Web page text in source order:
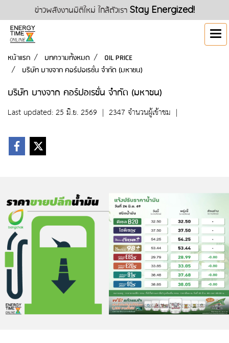
ข่าวพลังงานมิติใหม่ ใกล้ตัวเรา Stay Energized!
หน้าแรก บทความทั้งหมด
OIL PRICE
บริษัท บางจาก คอร์ปอเรชั่น จำกัด (มหาชน)
บริษัท บางจาก คอร์ปอเรชั่น จำกัด (มหาชน)
Last updated: 25 มิ.ย. 2569 | 2347 จำนวนผู้เข้าชม |